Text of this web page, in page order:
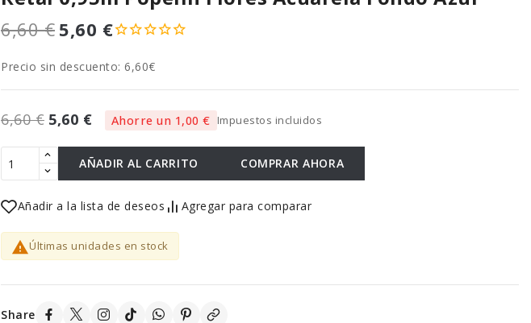
6,60 € 5,60 €
Precio sin descuento: 6,60€
6,60 € 5,60 € Ahorre un 1,00 € Impuestos incluidos
AÑADIR AL CARRITO COMPRAR AHORA
Añadir a la lista de deseos Agregar para comparar
Últimas unidades en stock
Share